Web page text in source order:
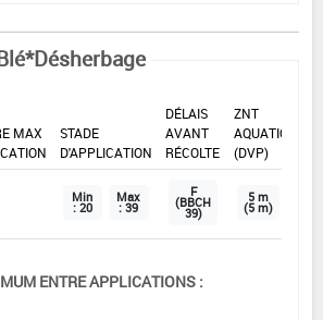
MAX
STADE
D'APPLICATION
DÉLAIS
AVANT
RÉCOLTE
ZNT
AQUATIQUE
(DVP)
Min
: 20
Max
: 39
F
(BBCH
39)
5 m
(5 m)
ENTRE APPLICATIONS :